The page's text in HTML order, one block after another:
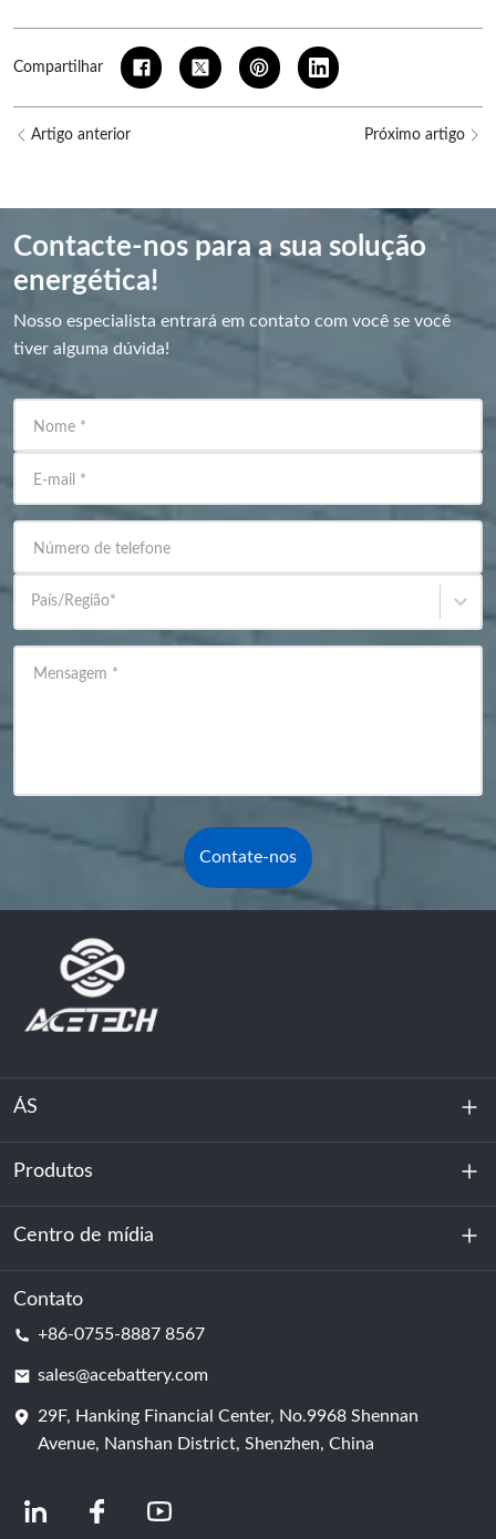
Compartilhar
Artigo anterior Próximo artigo
Contacte-nos para a sua solução
energética!
Nosso especialista entrará em contato com você se você
tiver alguma dúvida!
Nome *
E-mail *
Número de telefone
País/Região*
Mensagem *
Contate-nos
ÁS
Sobre nós
Sustentabilidade
Produtos
Armazenamento de energia
Centro de dados e sala de servidores
Célula de bateria
Centro de mídia
Notícias
Contato
+86-0755-8887 8567
sales@acebattery.com
29F, Hanking Financial Center, No.9968 Shennan
Avenue, Nanshan District, Shenzhen, China